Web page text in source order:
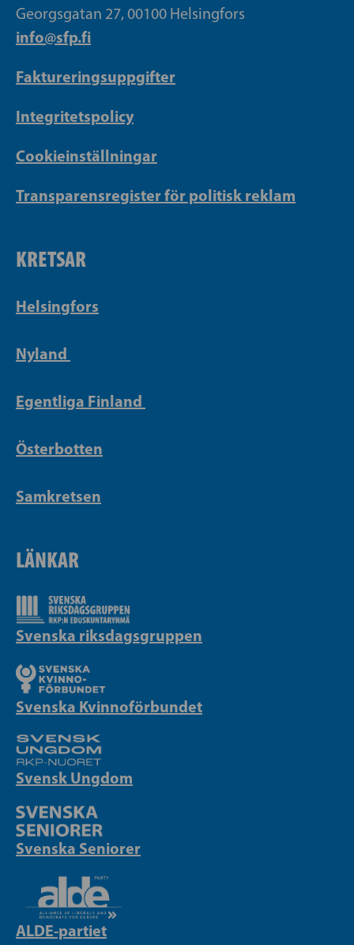
Georgsgatan 27, 00100 Helsingfors
info@sfp.fi
Faktureringsuppgifter
Integritetspolicy
Cookieinställningar
Transparensregister för politisk reklam
KRETSAR
Helsingfors
Nyland
Egentliga Finland
Österbotten
Samkretsen
LÄNKAR
Svenska riksdagsgruppen
Svenska Kvinnoförbundet
Svensk Ungdom
Svenska Seniorer
ALDE-partiet